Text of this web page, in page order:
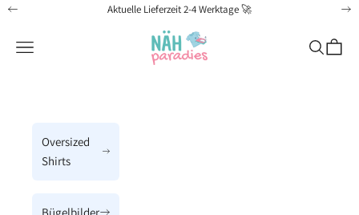
Zum Inhalt springen
Zurück Aktuelle Lieferzeit 2-4 Werktage 🚀 Vor
Näh-Paradies
Menü Suchen
Oversized
Shirts
Bügelbilder